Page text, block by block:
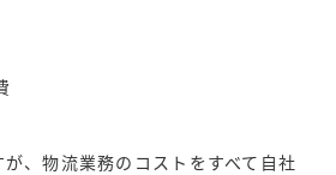
、物流業務のコストをすべて自社